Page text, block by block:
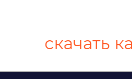
скачать